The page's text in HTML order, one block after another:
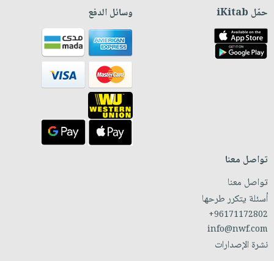
حمّل iKitab وسائل الدفع
تواصل معنا
تواصل معنا
أسئلة يتكرر طرحها
+96171172802
info@nwf.com
نشرة الإصدارات